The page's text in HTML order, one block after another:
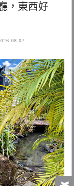
，東西好
08-07